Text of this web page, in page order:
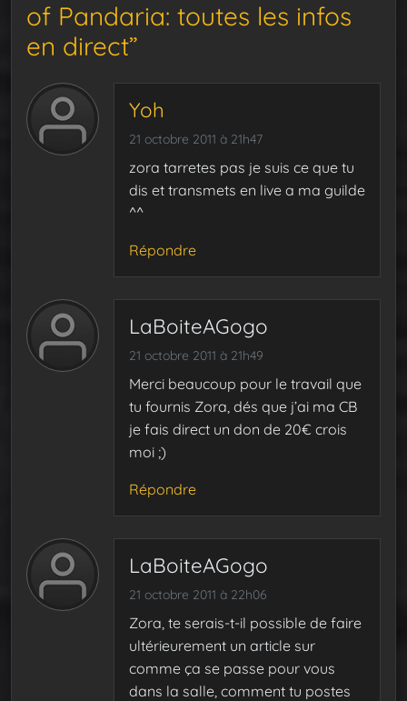
of Pandaria: toutes les infos
en direct”
Yoh
21 octobre 2011 à 21h47
zora tarretes pas je suis ce que tu
dis et transmets en live a ma guilde
^^
Répondre
LaBoiteAGogo
21 octobre 2011 à 21h49
Merci beaucoup pour le travail que
tu fournis Zora, dés que j’ai ma CB
je fais direct un don de 20€ crois
moi ;)
Répondre
LaBoiteAGogo
21 octobre 2011 à 22h06
Zora, te serais-t-il possible de faire
ultérieurement un article sur
comme ça se passe pour vous
dans la salle, comment tu postes